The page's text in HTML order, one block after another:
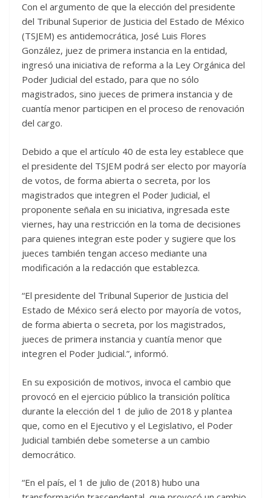
Con el argumento de que la elección del presidente
del Tribunal Superior de Justicia del Estado de México
(TSJEM) es antidemocrática, José Luis Flores
González, juez de primera instancia en la entidad,
ingresó una iniciativa de reforma a la Ley Orgánica del
Poder Judicial del estado, para que no sólo
magistrados, sino jueces de primera instancia y de
cuantía menor participen en el proceso de renovación
del cargo.
Debido a que el artículo 40 de esta ley establece que
el presidente del TSJEM podrá ser electo por mayoría
de votos, de forma abierta o secreta, por los
magistrados que integren el Poder Judicial, el
proponente señala en su iniciativa, ingresada este
viernes, hay una restricción en la toma de decisiones
para quienes integran este poder y sugiere que los
jueces también tengan acceso mediante una
modificación a la redacción que establezca.
“El presidente del Tribunal Superior de Justicia del
Estado de México será electo por mayoría de votos,
de forma abierta o secreta, por los magistrados,
jueces de primera instancia y cuantía menor que
integren el Poder Judicial.”, informó.
En su exposición de motivos, invoca el cambio que
provocó en el ejercicio público la transición política
durante la elección del 1 de julio de 2018 y plantea
que, como en el Ejecutivo y el Legislativo, el Poder
Judicial también debe someterse a un cambio
democrático.
“En el país, el 1 de julio de (2018) hubo una